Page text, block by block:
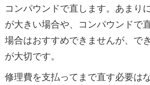
コンパウンドで直します。あまり
が大きい場合や、コンパウンドで
場合はおすすめできませんが、で
が大切です。
修理費を支払ってまで直す必要は